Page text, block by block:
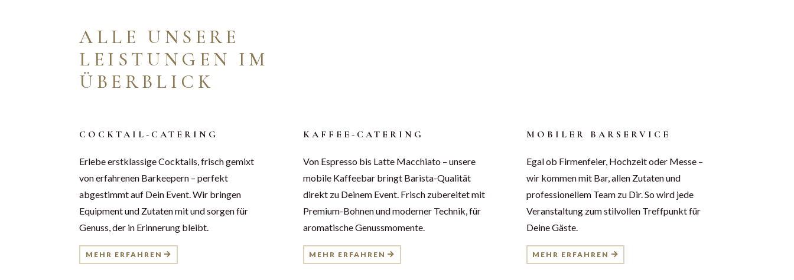
ALLE UNSERE
LEISTUNGEN IM
ÜBERBLICK
COCKTAIL-CATERING
Erlebe erstklassige Cocktails, frisch gemixt
von erfahrenen Barkeepern – perfekt
abgestimmt auf Dein Event. Wir bringen
Equipment und Zutaten mit und sorgen für
Genuss, der in Erinnerung bleibt.
MEHR ERFAHREN
KAFFEE-CATERING
Von Espresso bis Latte Macchiato – unsere
mobile Kaffeebar bringt Barista-Qualität
direkt zu Deinem Event. Frisch zubereitet mit
Premium-Bohnen und moderner Technik, für
aromatische Genussmomente.
MEHR ERFAHREN
MOBILER BARSERVICE
Egal ob Firmenfeier, Hochzeit oder Messe –
wir kommen mit Bar, allen Zutaten und
professionellem Team zu Dir. So wird jede
Veranstaltung zum stilvollen Treffpunkt für
Deine Gäste.
MEHR ERFAHREN